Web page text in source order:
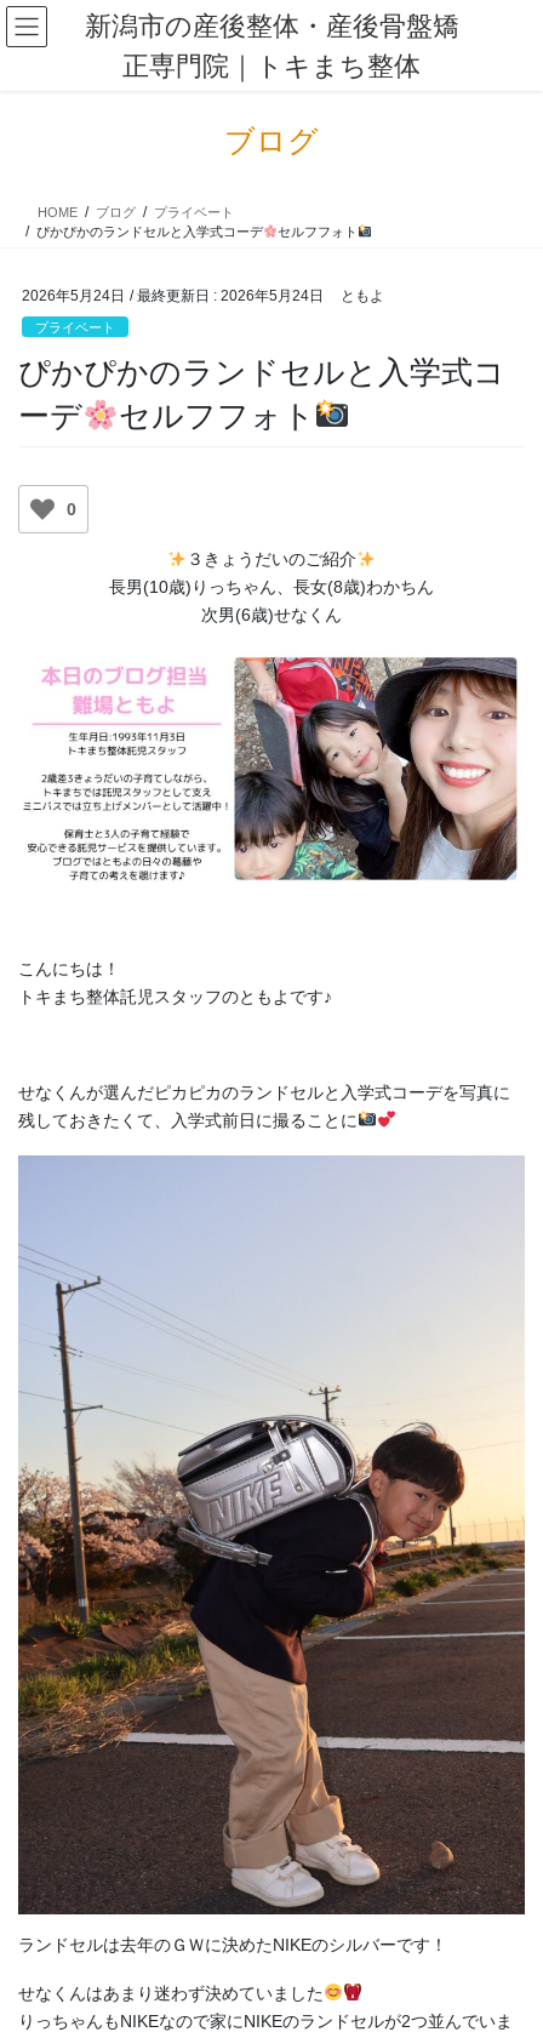
コ
ン
ナ
ビ
新潟市の産後整体・産後骨盤矯
正専門院｜トキまち整体
ブログ
HOME ブログ
プライベート
ぴかぴかのランドセルと入学式コーデ
セルフフォト
2026年5月24日 / 最終更新日 : 2026年5月24日 ともよ
プライベート
ぴかぴかのランドセルと入学式コ
ーデ
セルフフォト
0
３きょうだいのご紹介
長男(10歳)りっちゃん、長女(8歳)わかちん
次男(6歳)せなくん
こんにちは！
トキまち整体託児スタッフのともよです♪
せなくんが選んだピカピカのランドセルと入学式コーデを写真に
残しておきたくて、入学式前日に撮ることに
ランドセルは去年のＧＷに決めたNIKEのシルバーです！
せなくんはあまり迷わず決めていました
りっちゃんもNIKEなので家にNIKEのランドセルが2つ並んでいま